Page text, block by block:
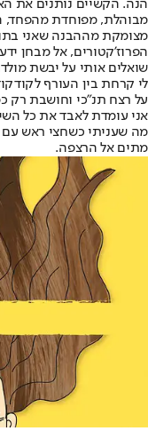
הנה. הקשיים נותנים את
מבוהלת, מפוחדת מהפחד,
מצומקת מההבנה שאני
הפרוז'קטורים, אל מבחן ידע
שואלים אותי על יבשת
לי קרחת בין העורף
על רצח תנ"כי וחושבת רק
אני עומדת לאבד את כל
מה שעניתי כשחצי ראש עם
מתים אל הרצפה.